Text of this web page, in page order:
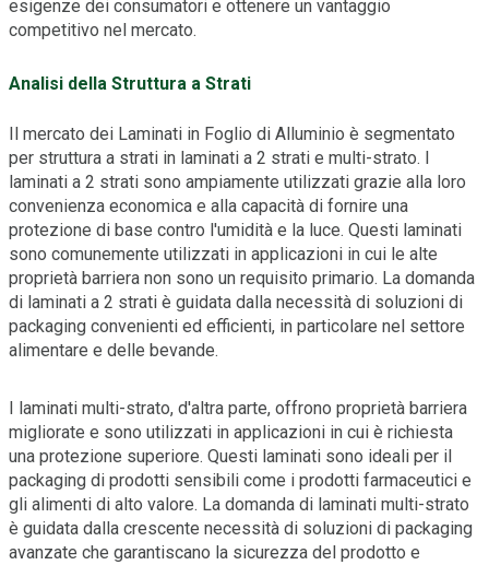
esigenze dei consumatori e ottenere un vantaggio
competitivo nel mercato.
Analisi della Struttura a Strati
Il mercato dei Laminati in Foglio di Alluminio è segmentato
per struttura a strati in laminati a 2 strati e multi-strato. I
laminati a 2 strati sono ampiamente utilizzati grazie alla loro
convenienza economica e alla capacità di fornire una
protezione di base contro l'umidità e la luce. Questi laminati
sono comunemente utilizzati in applicazioni in cui le alte
proprietà barriera non sono un requisito primario. La domanda
di laminati a 2 strati è guidata dalla necessità di soluzioni di
packaging convenienti ed efficienti, in particolare nel settore
alimentare e delle bevande.
I laminati multi-strato, d'altra parte, offrono proprietà barriera
migliorate e sono utilizzati in applicazioni in cui è richiesta
una protezione superiore. Questi laminati sono ideali per il
packaging di prodotti sensibili come i prodotti farmaceutici e
gli alimenti di alto valore. La domanda di laminati multi-strato
è guidata dalla crescente necessità di soluzioni di packaging
avanzate che garantiscano la sicurezza del prodotto e